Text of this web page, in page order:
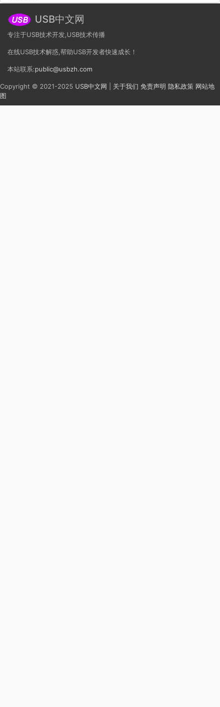
USB中文网
专注于USB技术开发,USB技术传播
在线USB技术解惑,帮助USB开发者快速成长！
本站联系:public@usbzh.com
Copyright © 2021-2025 USB中文网 关于我们 免责声明 隐私政策 网站地
图